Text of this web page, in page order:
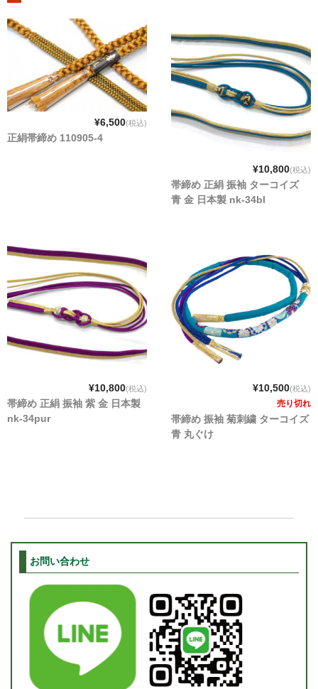
¥6,500(税込)
正絹帯締め 110905-4
¥10,800(税込)
帯締め 正絹 振袖 ターコイズ
青 金 日本製 nk-34bl
¥10,800(税込)
帯締め 正絹 振袖 紫 金 日本製
nk-34pur
¥10,500(税込)
売り切れ
帯締め 振袖 菊刺繍 ターコイズ
青 丸ぐけ
お問い合わせ